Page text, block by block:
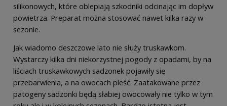
silikonowych, które oblepiają szkodniki odcinając im dopływ
powietrza. Preparat można stosować nawet kilka razy w
sezonie.
Jak wiadomo deszczowe lato nie służy truskawkom.
Wystarczy kilka dni niekorzystnej pogody z opadami, by na
liściach truskawkowych sadzonek pojawiły się
przebarwienia, a na owocach pleść. Zaatakowane przez
patogeny sadzonki będą słabiej owocowały nie tylko w tym